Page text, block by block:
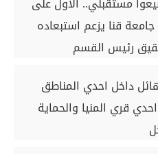
جامعة قنا يزعم استبعاده
رئيس القسم
داخل احدي المناطق
قري المنيا والحماية